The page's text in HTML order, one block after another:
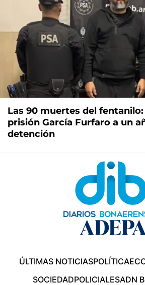
Las 90 muertes del
prisión García Furfaro a un
detención
ÚLTIMAS NOTICIASPOLÍTICA
SOCIEDADPOLICIALESADN